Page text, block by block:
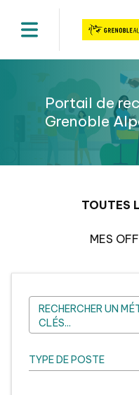
Portail de
Grenoble
TOUTES
MES
RECHERCHER UN
CLÉS...
TYPE DE POSTE